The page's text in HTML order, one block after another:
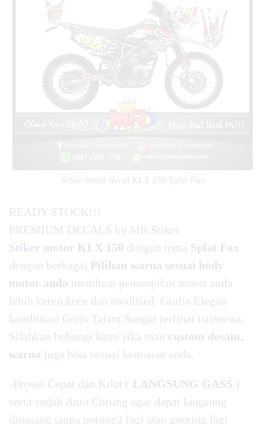
Stiker motor decal KLX 150 Splat Fox
READY STOCK!!!
PREMIUM DECALS by MR Stiker
Stiker motor KLX 150 dengan tema Splat Fox
dengan berbagai Pilihan warna sesuai body
motor anda membuat penampilan motor anda
lebih keren,kece dan modified. Grafis Elegan
kombinasi Garis Tajam Sangat terlihat istimewa.
Silahkan hubungi kami jika mau custom desain,
warna juga bisa sesuai kemauan anda.
-Proses Cepat dan Kilat ( LANGSUNG GASS )
serta sudah Auto Cutting agar dapat langsung
dipasang tanpa potong2 lagi atau gunting lagi